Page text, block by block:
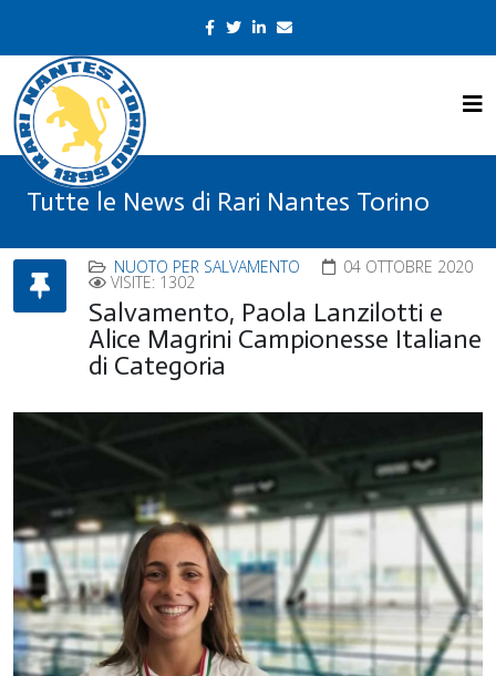
Tutte le News di Rari Nantes Torino
NUOTO PER SALVAMENTO 04 OTTOBRE 2020
VISITE: 1302
Salvamento, Paola Lanzilotti e
Alice Magrini Campionesse Italiane
di Categoria